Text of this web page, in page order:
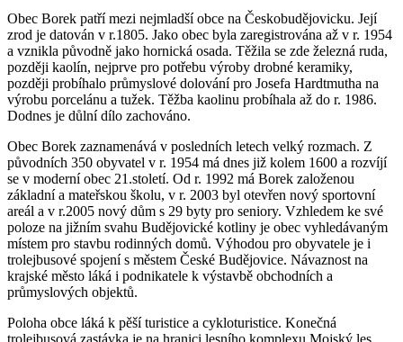
Obec Borek patří mezi nejmladší obce na Českobudějovicku. Její
zrod je datován v r.1805. Jako obec byla zaregistrována až v r. 1954
a vznikla původně jako hornická osada. Těžila se zde železná ruda,
později kaolín, nejprve pro potřebu výroby drobné keramiky,
později probíhalo průmyslové dolování pro Josefa Hardtmutha na
výrobu porcelánu a tužek. Těžba kaolinu probíhala až do r. 1986.
Dodnes je důlní dílo zachováno.
Obec Borek zaznamenává v posledních letech velký rozmach. Z
původních 350 obyvatel v r. 1954 má dnes již kolem 1600 a rozvíjí
se v moderní obec 21.století. Od r. 1992 má Borek založenou
základní a mateřskou školu, v r. 2003 byl otevřen nový sportovní
areál a v r.2005 nový dům s 29 byty pro seniory. Vzhledem ke své
poloze na jižním svahu Budějovické kotliny je obec vyhledávaným
místem pro stavbu rodinných domů. Výhodou pro obyvatele je i
trolejbusové spojení s městem České Budějovice. Návaznost na
krajské město láká i podnikatele k výstavbě obchodních a
průmyslových objektů.
Poloha obce láká k pěší turistice a cykloturistice. Konečná